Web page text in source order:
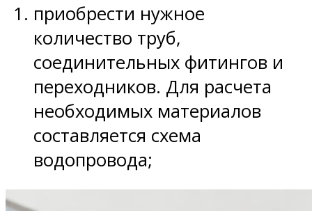
приобрести нужное
количество труб,
соединительных фитингов и
переходников. Для расчета
необходимых материалов
составляется схема
водопровода;